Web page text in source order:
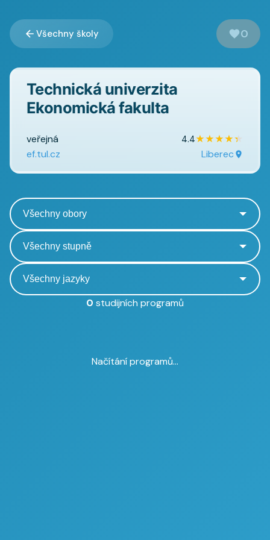
Všechny školy 0
Technická univerzita
Ekonomická fakulta
veřejná 4.4★★★★★
ef.tul.cz Liberec
0 studijních programů
Načítání programů...